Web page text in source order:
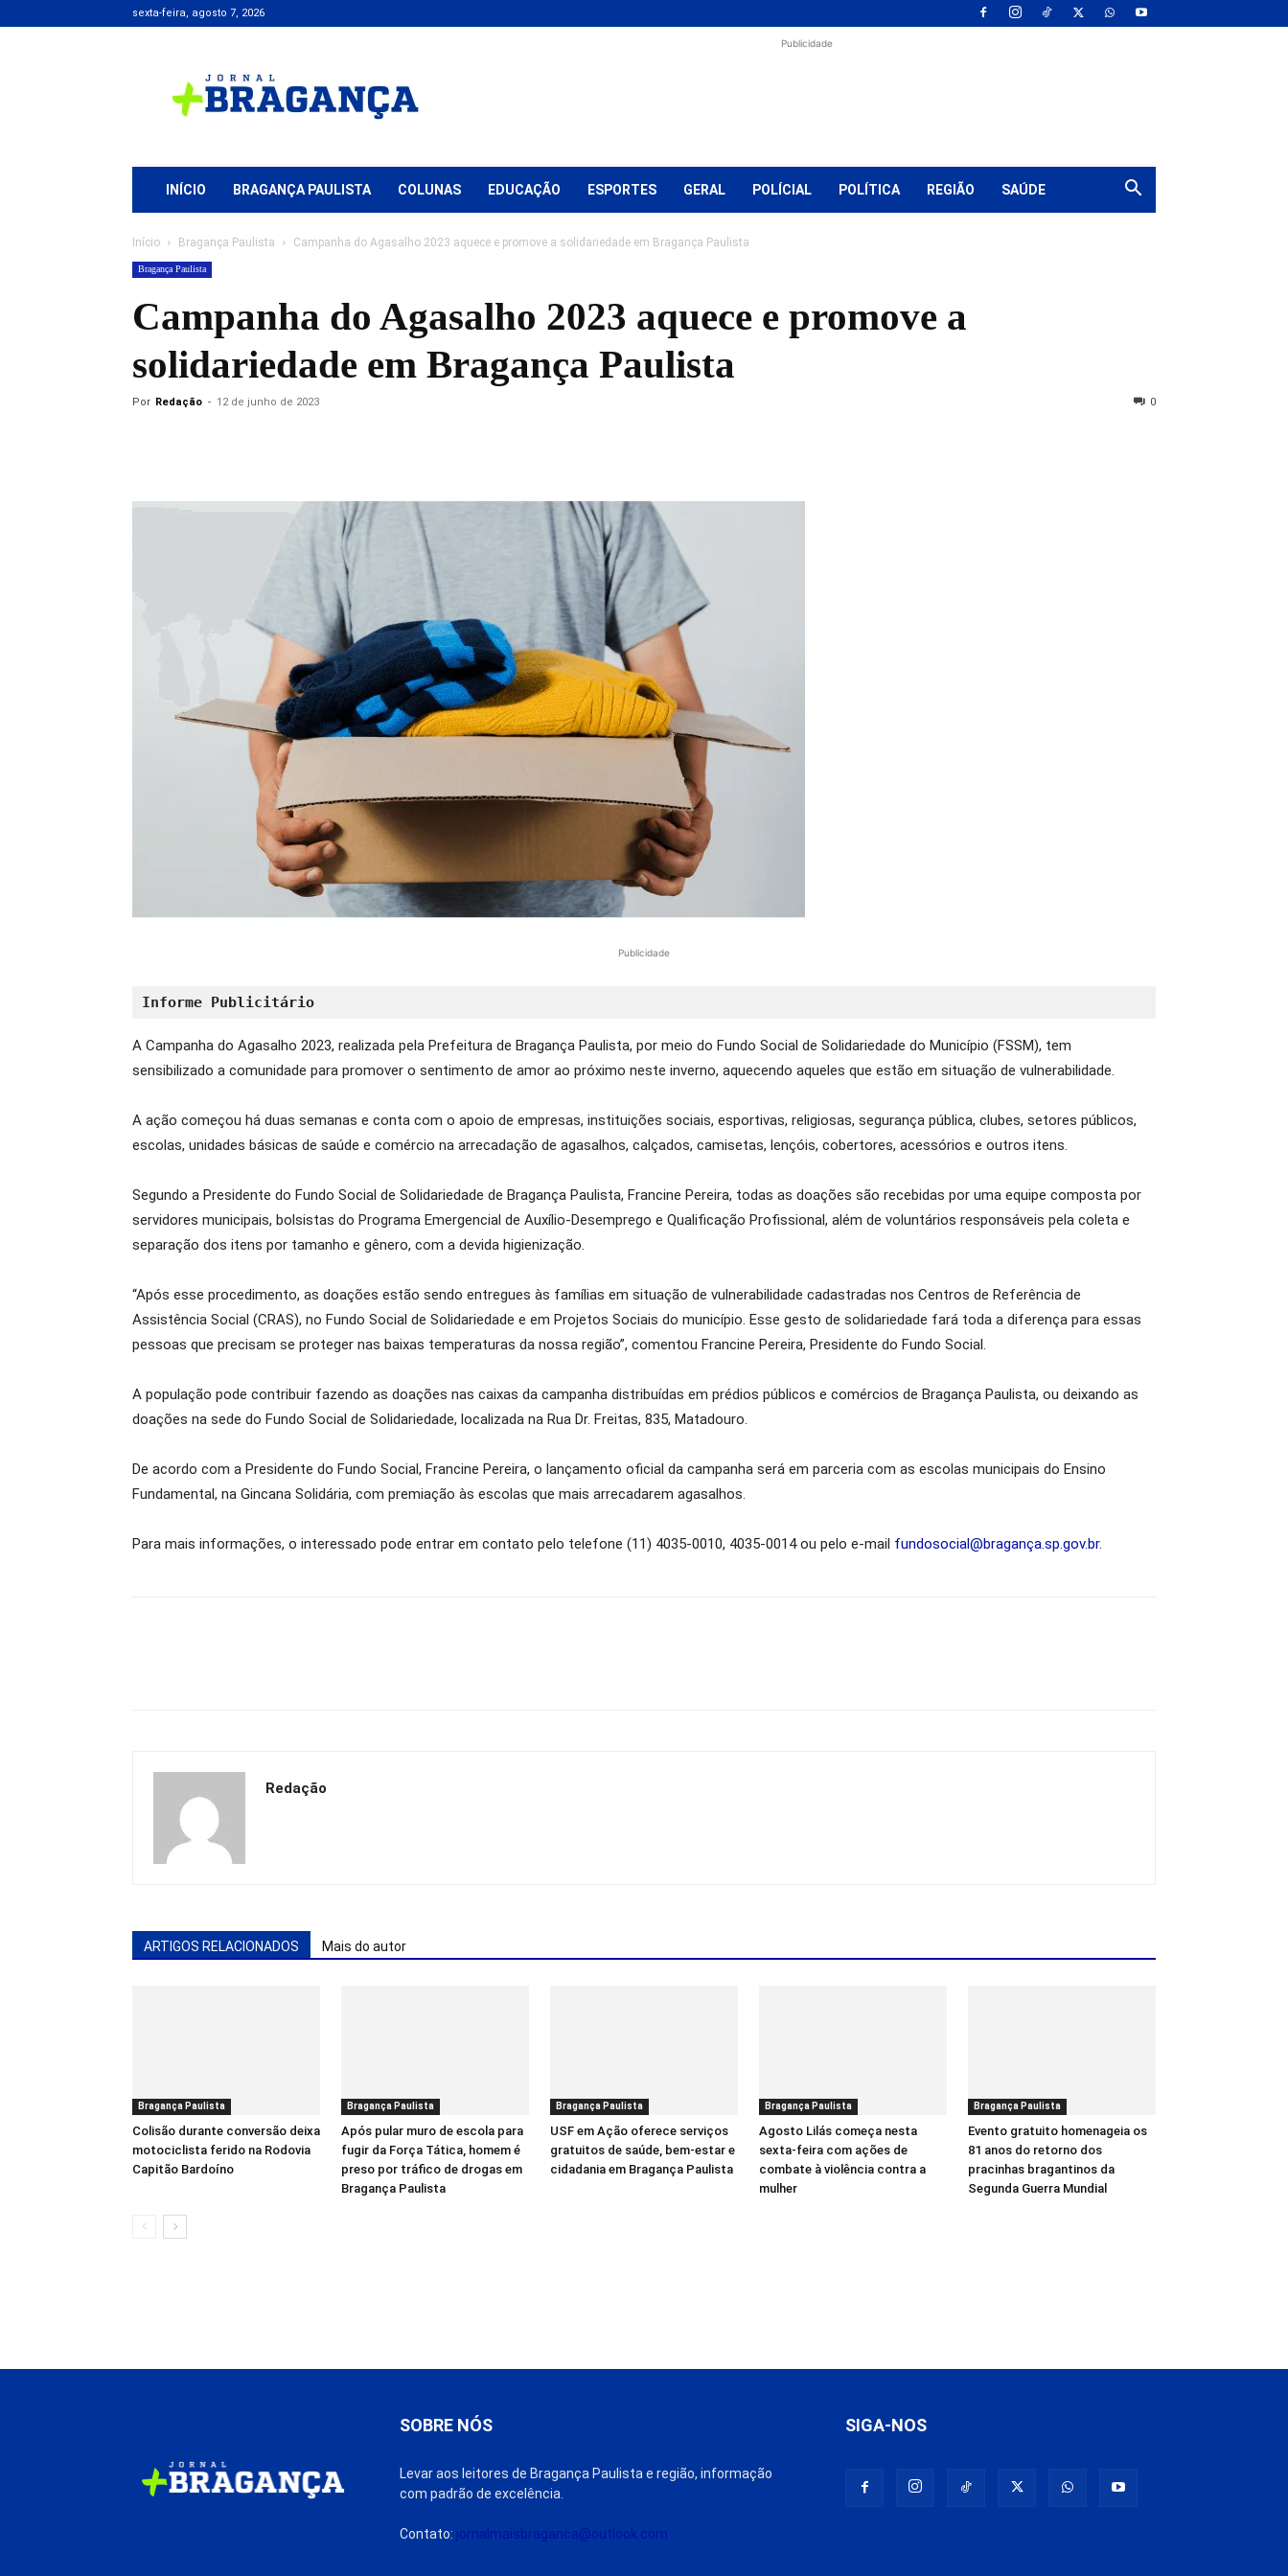
sexta-feira, agosto 7, 2026
+
Bragança
Publicidade
INÍCIO BRAGANÇA PAULISTA COLUNAS EDUCAÇÃO ESPORTES GERAL POLÍCIAL POLÍTICA REGIÃO SAÚDE
Início Bragança Paulista Campanha do Agasalho 2023 aquece e promove a solidariedade em Bragança Paulista
Bragança Paulista
Campanha do Agasalho 2023 aquece e promove a
solidariedade em Bragança Paulista
Por Redação - 12 de junho de 2023 0
Publicidade
Informe Publicitário
A Campanha do Agasalho 2023, realizada pela Prefeitura de Bragança Paulista, por meio do Fundo Social de Solidariedade do Município (FSSM), tem
sensibilizado a comunidade para promover o sentimento de amor ao próximo neste inverno, aquecendo aqueles que estão em situação de vulnerabilidade.
A ação começou há duas semanas e conta com o apoio de empresas, instituições sociais, esportivas, religiosas, segurança pública, clubes, setores públicos,
escolas, unidades básicas de saúde e comércio na arrecadação de agasalhos, calçados, camisetas, lençóis, cobertores, acessórios e outros itens.
Segundo a Presidente do Fundo Social de Solidariedade de Bragança Paulista, Francine Pereira, todas as doações são recebidas por uma equipe composta por
servidores municipais, bolsistas do Programa Emergencial de Auxílio-Desemprego e Qualificação Profissional, além de voluntários responsáveis pela coleta e
separação dos itens por tamanho e gênero, com a devida higienização.
“Após esse procedimento, as doações estão sendo entregues às famílias em situação de vulnerabilidade cadastradas nos Centros de Referência de
Assistência Social (CRAS), no Fundo Social de Solidariedade e em Projetos Sociais do município. Esse gesto de solidariedade fará toda a diferença para essas
pessoas que precisam se proteger nas baixas temperaturas da nossa região”, comentou Francine Pereira, Presidente do Fundo Social.
A população pode contribuir fazendo as doações nas caixas da campanha distribuídas em prédios públicos e comércios de Bragança Paulista, ou deixando as
doações na sede do Fundo Social de Solidariedade, localizada na Rua Dr. Freitas, 835, Matadouro.
De acordo com a Presidente do Fundo Social, Francine Pereira, o lançamento oficial da campanha será em parceria com as escolas municipais do Ensino
Fundamental, na Gincana Solidária, com premiação às escolas que mais arrecadarem agasalhos.
Para mais informações, o interessado pode entrar em contato pelo telefone (11) 4035-0010, 4035-0014 ou pelo e-mail fundosocial@bragança.sp.gov.br.
Redação
ARTIGOS RELACIONADOS Mais do autor
Bragança Paulista
Colisão durante conversão deixa
motociclista ferido na Rodovia
Capitão Bardoíno
Bragança Paulista
Após pular muro de escola para
fugir da Força Tática, homem é
preso por tráfico de drogas em
Bragança Paulista
Bragança Paulista
USF em Ação oferece serviços
gratuitos de saúde, bem-estar e
cidadania em Bragança Paulista
Bragança Paulista
Agosto Lilás começa nesta
sexta-feira com ações de
combate à violência contra a
mulher
Bragança Paulista
Evento gratuito homenageia os
81 anos do retorno dos
pracinhas bragantinos da
Segunda Guerra Mundial
SOBRE NÓS
Levar aos leitores de Bragança Paulista e região, informação
com padrão de excelência.
Contato: jornalmaisbraganca@outlook.com
SIGA-NOS